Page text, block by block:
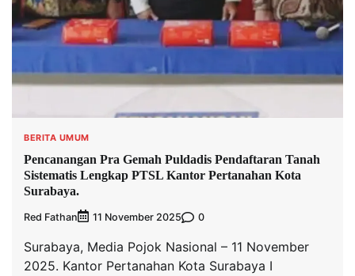
BERITA UMUM
Pencanangan Pra Gemah Puldadis Pendaftaran Tanah
Sistematis Lengkap PTSL Kantor Pertanahan Kota
Surabaya.
Red Fathan 11 November 2025 0
Surabaya, Media Pojok Nasional – 11 November
2025. Kantor Pertanahan Kota Surabaya I